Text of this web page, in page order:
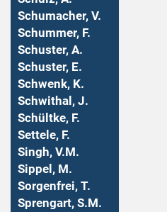
Schumacher, V.
Schummer, F.
Schuster, A.
Schuster, E.
Schwenk, K.
Schwithal, J.
Schültke, F.
Settele, F.
Singh, V.M.
Sippel, M.
Sorgenfrei, T.
Sprengart, S.M.